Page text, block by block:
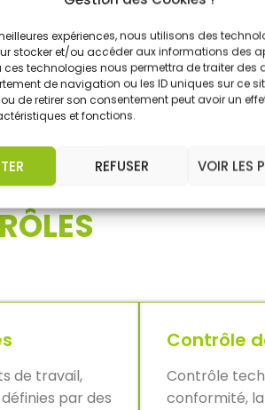
expériences, nous utilisons des
stocker et/ou accéder aux informations des
technologies nous permettra de traiter des
de navigation ou les ID uniques sur ce
de retirer son consentement peut avoir un
et fonctions.
REFUSER VOIR LES
ATEX
SECUFER
EN SAVOIR
de travail,
par des
Contrôle
Contrôle
conformité,